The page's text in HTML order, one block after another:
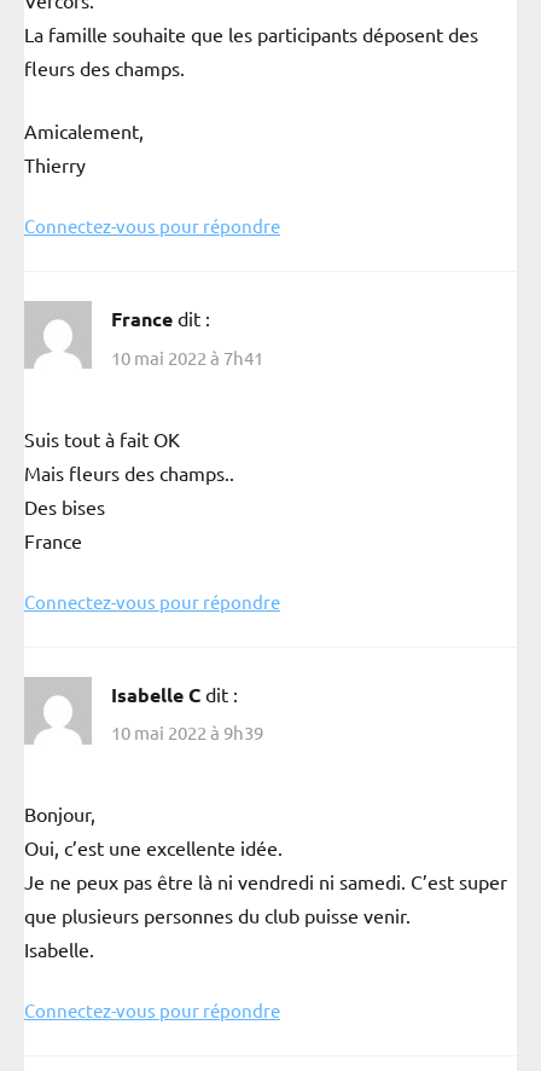
La famille souhaite que les participants déposent des
fleurs des champs.
Amicalement,
Thierry
Connectez-vous pour répondre
France dit :
10 mai 2022 à 7h41
Suis tout à fait OK
Mais fleurs des champs..
Des bises
France
Connectez-vous pour répondre
Isabelle C dit :
10 mai 2022 à 9h39
Bonjour,
Oui, c’est une excellente idée.
Je ne peux pas être là ni vendredi ni samedi. C’est super
que plusieurs personnes du club puisse venir.
Isabelle.
Connectez-vous pour répondre